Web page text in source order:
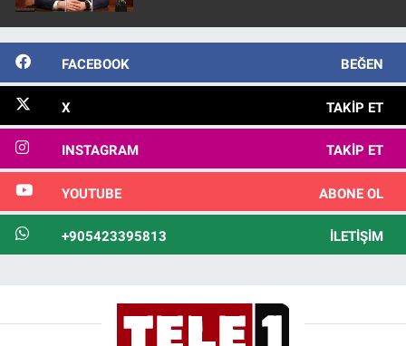
FACEBOOK BEĞEN
X TAKIP ET
INSTAGRAM TAKIP ET
YOUTUBE ABONE OL
+905423395813 İLETIŞIM